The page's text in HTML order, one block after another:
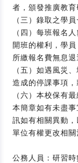
者，頒發推廣教育
（三）錄取之學
（四）每班報名
開班的權利，學員
所繳報名費無息退
（五）如遇風災
造成的停課事項，
（六）本校保有
本簡章如有未盡
訊如有相關異動
單位有權更改相關
公務人員：研習